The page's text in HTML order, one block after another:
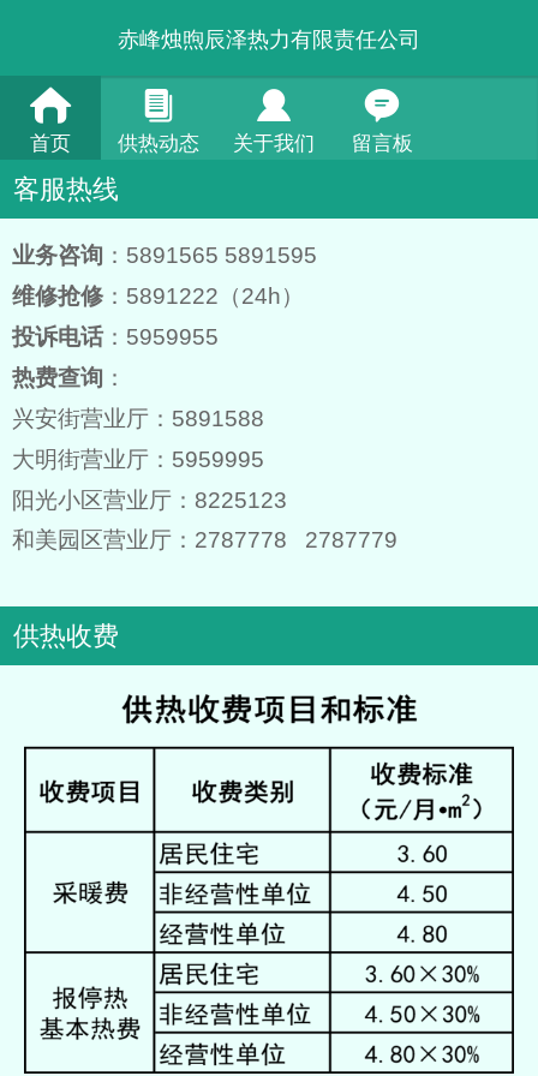
赤峰烛煦辰泽热力有限责任公司
首页 供热动态 关于我们 留言板
客服热线
业务咨询 ：5891565 5891595
维修抢修： 5891222（24h）
投诉电话：5959955
热费查询 ：
兴安街营业厅：5891588
大明街营业厅：5959995
阳光小区营业厅：8225123
和美园区营业厅：2787778 2787779
供热收费